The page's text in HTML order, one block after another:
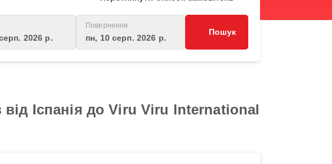
2026 р.
Повернення
пн, 10 серп. 2026 р.
Пошук
Іспанія до Viru Viru International